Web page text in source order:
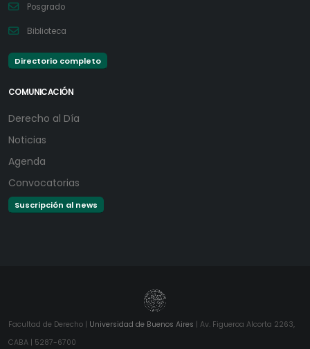
Posgrado
Biblioteca
Directorio completo
COMUNICACIÓN
Derecho al Día
Noticias
Agenda
Convocatorias
Suscripción al news
Facultad de Derecho | Universidad de Buenos Aires | Av. Figueroa Alcorta 2263,
CABA | 5287-6700